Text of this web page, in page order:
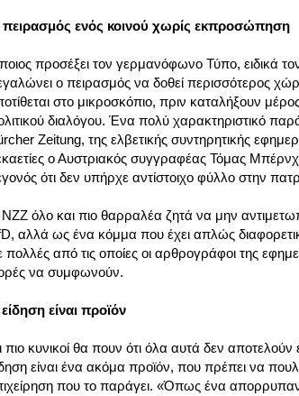
ενός κοινού χωρίς εκπροσώπηση
προσέξει τον γερμανόφωνο Τύπο, ειδικά
ο πειρασμός να δοθεί περισσότερος
στο μικροσκόπιο, πριν καταλήξουν
διαλόγου. Ένα πολύ χαρακτηριστικό
Zeitung, της ελβετικής συντηρητικής
ο Αυστριακός συγγραφέας Τόμας
ότι δεν υπήρχε αντίστοιχο φύλλο στην
όλο και πιο θαρραλέα ζητά να μην
αλλά ως ένα κόμμα που έχει απλώς
πολλές από τις οποίες οι αρθρογράφοι της
να συμφωνούν.
είναι προϊόν
πιο κυνικοί θα πουν ότι όλα αυτά δεν
είναι ένα ακόμα προϊόν, που πρέπει να
που το παράγει. «Όπως ένα